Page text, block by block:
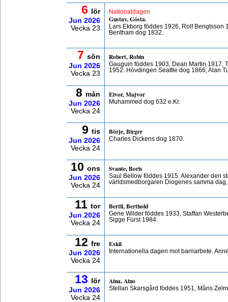
6
lör
Jun 2026
Vecka 23
Nationaldagen
Gustav, Gösta.
Lars Ekborg föddes 1926, Rolf
Bentham dog 1832.
7 sön
Jun 2026
Vecka 23
Robert, Robin
Gauguin föddes 1903, Dean Martin 1917,
1952. Hövdingen Seattle dog 1866, Alan
8 mån
Jun 2026
Vecka 24
Eivor, Majvor
Muhammed dog 632 e.Kr.
9 tis
Jun 2026
Vecka 24
Börje, Birger
Charles Dickens dog 1870.
10 ons
Jun 2026
Vecka 24
Svante, Boris
Saul Bellow föddes 1915. Alexander den
världsmedborgaren Diogenes samma
11 tor
Jun 2026
Vecka 24
Bertil, Berthold
Gene Wilder föddes 1933, Staffan
Sigge Fürst 1984.
12 fre
Jun 2026
Vecka 24
Eskil
Internationella dagen mot barnarbete.
13
lör
Jun 2026
Vecka 24
Aina, Aino
Stellan Skarsgård föddes 1951, Måns